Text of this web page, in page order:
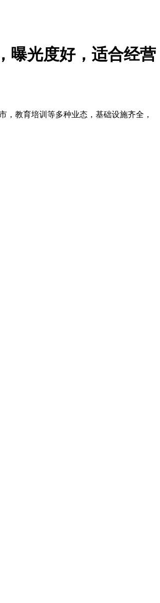
曝光度好，适合经营
教育培训等多种业态，基础设施齐全，